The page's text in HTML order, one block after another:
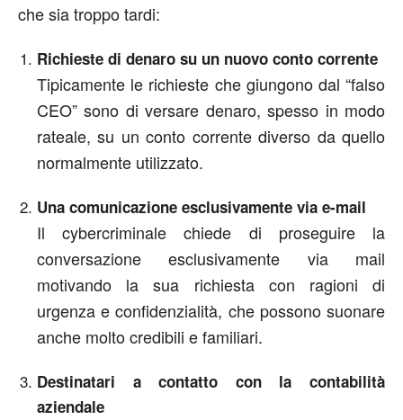
che sia troppo tardi:
Richieste di denaro su un nuovo conto corrente
Tipicamente le richieste che giungono dal “falso
CEO” sono di versare denaro, spesso in modo
rateale, su un conto corrente diverso da quello
normalmente utilizzato.
Una comunicazione esclusivamente via e-mail
Il cybercriminale chiede di proseguire la
conversazione esclusivamente via mail
motivando la sua richiesta con ragioni di
urgenza e confidenzialità, che possono suonare
anche molto credibili e familiari.
Destinatari a contatto con la contabilità
aziendale